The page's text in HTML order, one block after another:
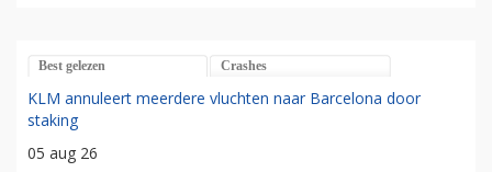
Best gelezen Crashes
KLM annuleert meerdere vluchten naar Barcelona door
staking
05 aug 26